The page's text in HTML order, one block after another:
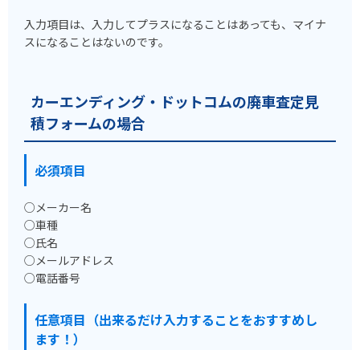
入力項目は、入力してプラスになることはあっても、マイナ
スになることはないのです。
カーエンディング・ドットコムの廃車査定見
積フォームの場合
必須項目
○メーカー名
○車種
○氏名
○メールアドレス
○電話番号
任意項目（出来るだけ入力することをおすすめし
ます！）